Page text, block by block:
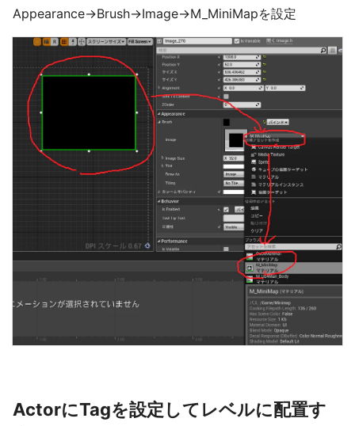
Appearance→Brush→Image→M_MiniMapを設定
ActorにTagを設定してレベルに配置す